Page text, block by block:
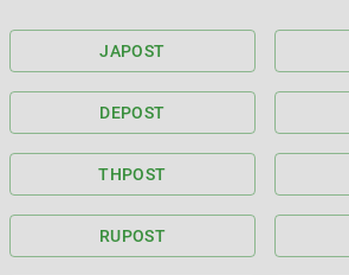
JAPOST
DEPOST
THPOST
RUPOST